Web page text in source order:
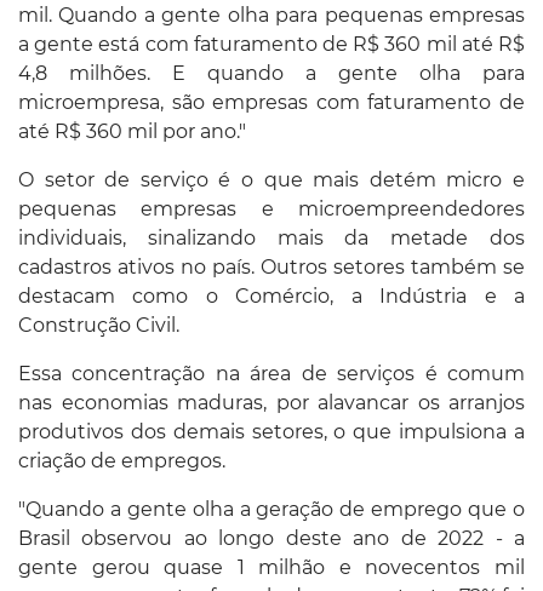
mil. Quando a gente olha para pequenas empresas
a gente está com faturamento de R$ 360 mil até R$
4,8 milhões. E quando a gente olha para
microempresa, são empresas com faturamento de
até R$ 360 mil por ano."
O setor de serviço é o que mais detém micro e
pequenas empresas e microempreendedores
individuais, sinalizando mais da metade dos
cadastros ativos no país. Outros setores também se
destacam como o Comércio, a Indústria e a
Construção Civil.
Essa concentração na área de serviços é comum
nas economias maduras, por alavancar os arranjos
produtivos dos demais setores, o que impulsiona a
criação de empregos.
"Quando a gente olha a geração de emprego que o
Brasil observou ao longo deste ano de 2022 - a
gente gerou quase 1 milhão e novecentos mil